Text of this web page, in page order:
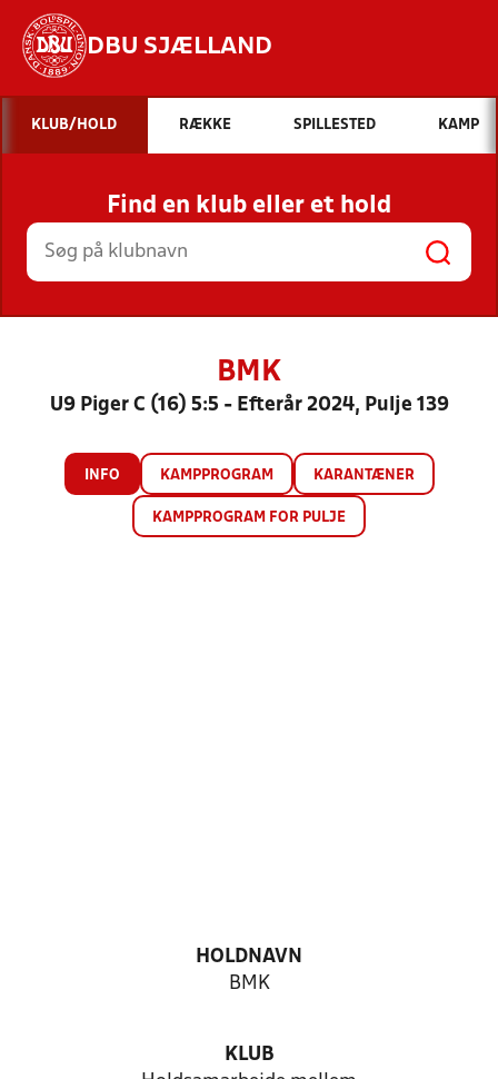
DBU SJÆLLAND
Hvad vil du søge efter?
INDHOLD OG NYHEDER
STILLINGER, RESULTATER, KLUBBER OG
HOLD
KLUB/HOLD RÆKKE SPILLESTED KAMP
Find en klub eller et hold
BMK
U9 Piger C (16) 5:5 - Efterår 2024, Pulje 139
INFO KAMPPROGRAM KARANTÆNER
KAMPPROGRAM FOR PULJE
HOLDNAVN
BMK
KLUB